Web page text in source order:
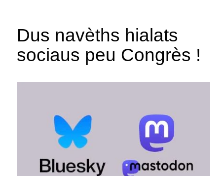
Dus navèths hialats
sociaus peu Congrès !